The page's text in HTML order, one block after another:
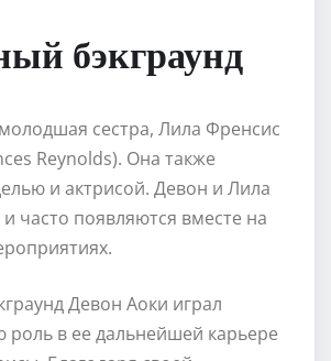
бэкграунд
сестра, Лила Френсис
Reynolds). Она также
и актрисой. Девон и Лила
часто появляются вместе на
Девон Аоки играл
роль в ее дальнейшей карьере